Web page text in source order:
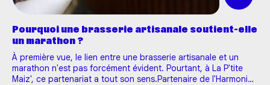
Pourquoi une brasserie artisanale soutient-elle
un marathon ?
À première vue, le lien entre une brasserie artisanale et un
marathon n'est pas forcément évident. Pourtant, à La P'tite
Maiz', ce partenariat a tout son sens.Partenaire de l'Harmonie